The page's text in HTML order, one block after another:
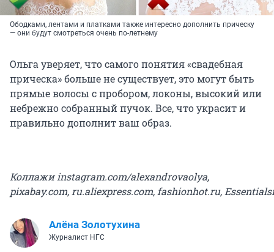
Ободками, лентами и платками также интересно дополнить прическу
— они будут смотреться очень по-летнему
Ольга уверяет, что самого понятия «свадебная
прическа» больше не существует, это могут быть
прямые волосы с пробором, локоны, высокий или
небрежно собранный пучок. Все, что украсит и
правильно дополнит ваш образ.
Коллажи instagram.com/alexandrovaolya,
pixabay.com, ru.aliexpress.com, fashionhot.ru,
Алёна Золотухина
Журналист НГС